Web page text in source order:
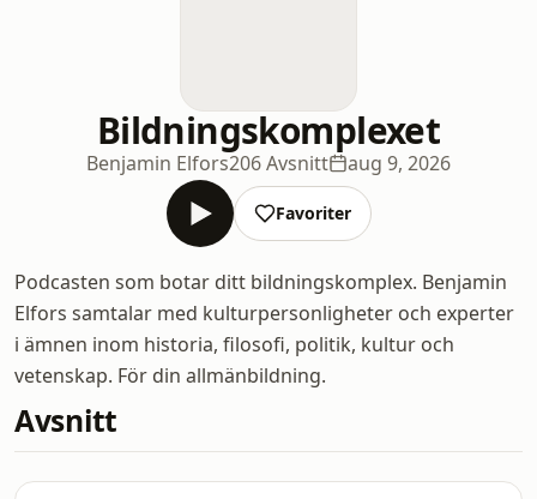
Bildningskomplexet
Benjamin Elfors206 Avsnitt aug 9, 2026
Favoriter
Podcasten som botar ditt bildningskomplex. Benjamin
Elfors samtalar med kulturpersonligheter och experter
i ämnen inom historia, filosofi, politik, kultur och
vetenskap. För din allmänbildning.
Avsnitt